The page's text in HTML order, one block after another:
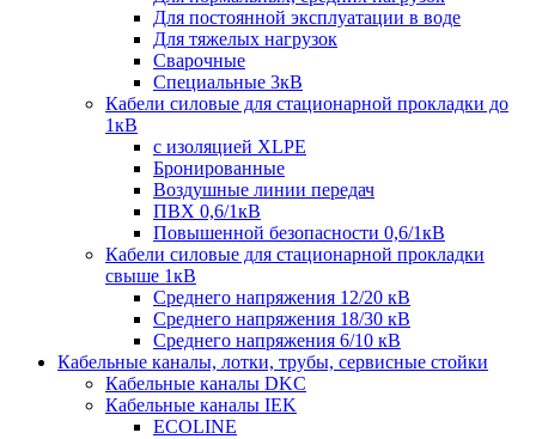
Для постоянной эксплуатации в воде
Для тяжелых нагрузок
Сварочные
Специальные 3кВ
Кабели силовые для стационарной прокладки до
1кВ
c изоляцией XLPE
Бронированные
Воздушные линии передач
ПВХ 0,6/1кВ
Повышенной безопасности 0,6/1кВ
Кабели силовые для стационарной прокладки
свыше 1кВ
Среднего напряжения 12/20 кВ
Среднего напряжения 18/30 кВ
Среднего напряжения 6/10 кВ
Кабельные каналы, лотки, трубы, сервисные стойки
Кабельные каналы DKC
Кабельные каналы IEK
ECOLINE